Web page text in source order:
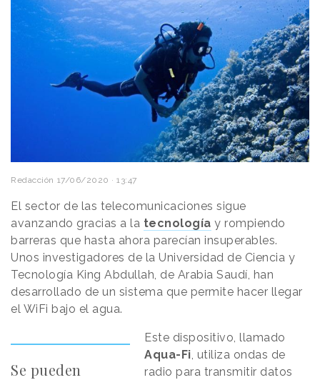
Redacción 17/06/2020 · 13:47
El sector de las telecomunicaciones sigue
avanzando gracias a la tecnología y rompiendo
barreras que hasta ahora parecían insuperables.
Unos investigadores de la Universidad de Ciencia y
Tecnología King Abdullah, de Arabia Saudí, han
desarrollado de un sistema que permite hacer llegar
el WiFi bajo el agua.
Se pueden
Este dispositivo, llamado
Aqua-Fi , utiliza ondas de
radio para transmitir datos